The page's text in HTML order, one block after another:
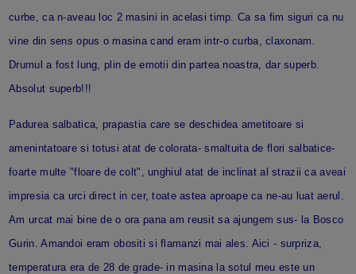
curbe, ca n-aveau loc 2 masini in acelasi timp. Ca sa fim siguri ca nu
vine din sens opus o masina cand eram intr-o curba, claxonam.
Drumul a fost lung, plin de emotii din partea noastra, dar superb.
Absolut superb!!!
Padurea salbatica, prapastia care se deschidea ametitoare si
amenintatoare si totusi atat de colorata- smaltuita de flori salbatice-
foarte multe "floare de colt", unghiul atat de inclinat al strazii ca aveai
impresia ca urci direct in cer, toate astea aproape ca ne-au luat aerul.
Am urcat mai bine de o ora pana am reusit sa ajungem sus- la Bosco
Gurin. Amandoi eram obositi si flamanzi mai ales. Aici - surpriza,
temperatura era de 28 de grade- in masina la sotul meu este un